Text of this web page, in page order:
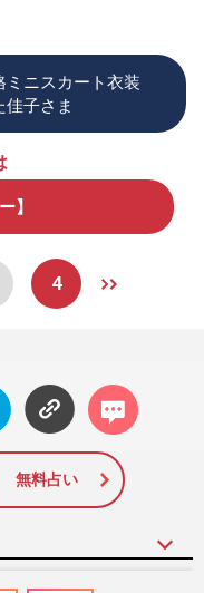
ミニスカート衣装
子さま
】
4
コメン
ト
無料占い